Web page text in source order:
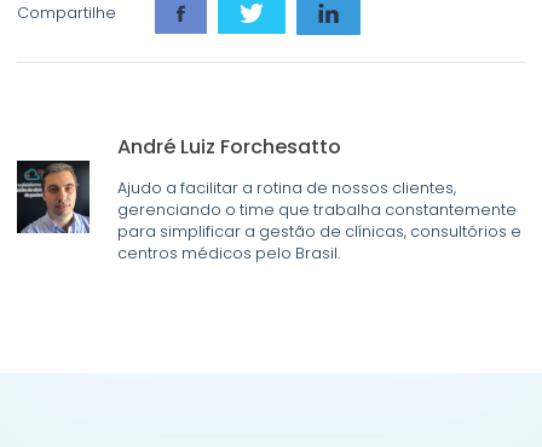
Compartilhe
André Luiz Forchesatto
Ajudo a facilitar a rotina de nossos clientes,
gerenciando o time que trabalha constantemente
para simplificar a gestão de clínicas, consultórios e
centros médicos pelo Brasil.